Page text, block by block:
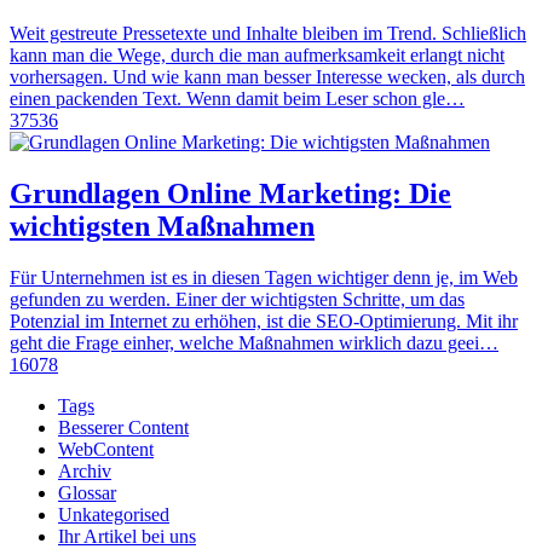
Weit gestreute Pressetexte und Inhalte bleiben im Trend. Schließlich
kann man die Wege, durch die man aufmerksamkeit erlangt nicht
vorhersagen. Und wie kann man besser Interesse wecken, als durch
einen packenden Text. Wenn damit beim Leser schon gle…
37536
Grundlagen Online Marketing: Die
wichtigsten Maßnahmen
Für Unternehmen ist es in diesen Tagen wichtiger denn je, im Web
gefunden zu werden. Einer der wichtigsten Schritte, um das
Potenzial im Internet zu erhöhen, ist die SEO-Optimierung. Mit ihr
geht die Frage einher, welche Maßnahmen wirklich dazu geei…
16078
Tags
Besserer Content
WebContent
Archiv
Glossar
Unkategorised
Ihr Artikel bei uns